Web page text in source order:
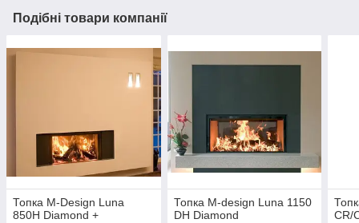
Подібні товари компанії
Топка M-Design Luna
850H Diamond +
Топка M-design Luna 1150
DH Diamond
CR/